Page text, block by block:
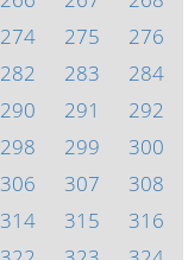
274 275
276
282 283
284
290 291
292
298 299
300
306 307
308
314 315
316